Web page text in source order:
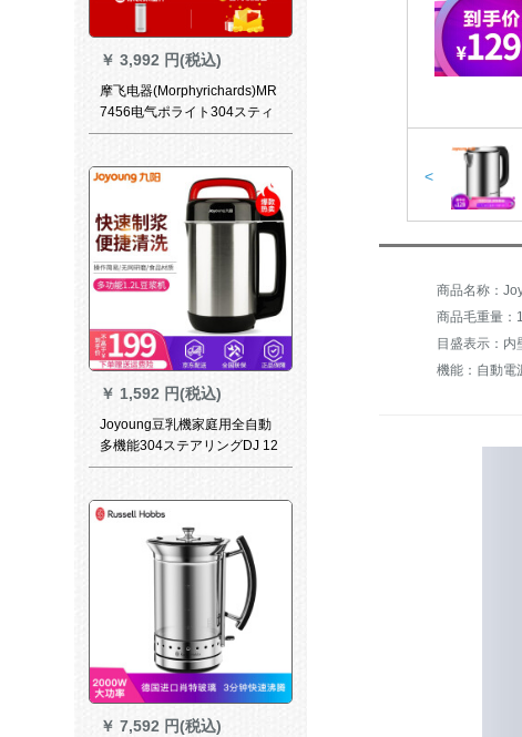
￥ 3,992 円(税込)
摩飞电器(Morphyrichards)MR
7456电气ポライト304スティ
ン电気ケトル
￥ 1,592 円(税込)
Joyoung豆乳機家庭用全自動
多機能304ステアリングDJ 12
B-A 10
￥ 7,592 円(税込)
<
商品毛重量：
目盛表示：内
機能：自動電